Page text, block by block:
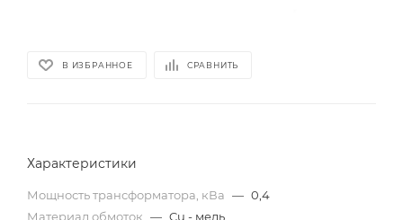
В ИЗБРАННОЕ СРАВНИТЬ
Характеристики
Мощность трансформатора, кВа — 0,4
Материал обмоток — Cu - медь